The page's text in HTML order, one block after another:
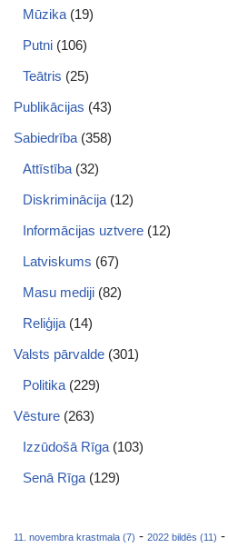
Mūzika (19)
Putni (106)
Teātris (25)
Publikācijas (43)
Sabiedrība (358)
Attīstība (32)
Diskriminācija (12)
Informācijas uztvere (12)
Latviskums (67)
Masu mediji (82)
Reliģija (14)
Valsts pārvalde (301)
Politika (229)
Vēsture (263)
Izzūdošā Rīga (103)
Senā Rīga (129)
11. novembra krastmala (7) - 2022 bildēs (11) -